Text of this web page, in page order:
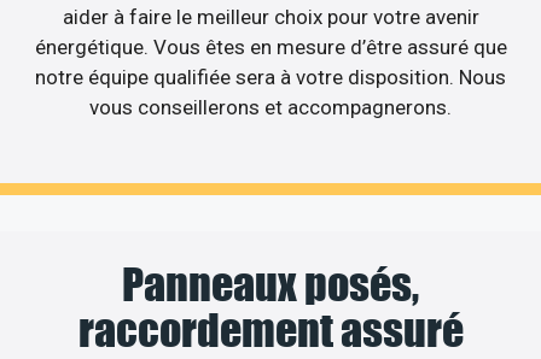
aider à faire le meilleur choix pour votre avenir
énergétique. Vous êtes en mesure d’être assuré que
notre équipe qualifiée sera à votre disposition. Nous
vous conseillerons et accompagnerons.
Panneaux posés,
raccordement assuré